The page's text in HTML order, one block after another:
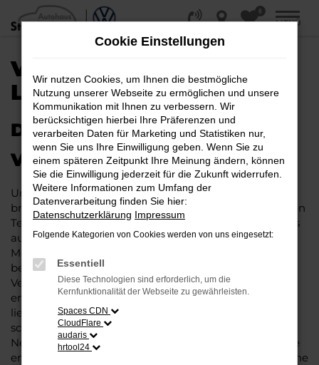
Zum
Hauptinhalt
0
MENÜ
VW T-CROSS KAUFEN,
LEASEN, FINANZIEREN
DIESE VORTEILE BIETET EIN
VW T-CROSS
Um die Besonderheit des VW T-Cross zu verstehen,
braucht man lediglich in einem der vielen erfolgreichen
Testberichte nachzublättern. Sowohl als Neuwagen als
auch in der gebrauchten Variante überzeugt dieses
Modell auf ganzer Linie. Eine der Besonderheiten
besteht darin, dass ein VW T-Cross nicht nur eine
Verstandesentscheidung darstellt, sondern auch
emotionale Aspekte bedient. Einfacher ausgedrückt
ließe sich sagen, dass dieses Fahrzeug das Herz höher
schlagen lässt. Wie wäre es mit einem VW T-Cross
Neuwagen aus dem Autohaus Steinböhmer? Oder Sie
entscheiden sich für eine günstige Tageszulassung, eine
Cookie Einstellungen
Wir nutzen Cookies, um Ihnen die bestmögliche
Nutzung unserer Webseite zu ermöglichen und unsere
Kommunikation mit Ihnen zu verbessern. Wir
berücksichtigen hierbei Ihre Präferenzen und
verarbeiten Daten für Marketing und Statistiken nur,
wenn Sie uns Ihre Einwilligung geben. Wenn Sie zu
einem späteren Zeitpunkt Ihre Meinung ändern, können
Sie die Einwilligung jederzeit für die Zukunft widerrufen.
Weitere Informationen zum Umfang der
Datenverarbeitung finden Sie hier:
Datenschutzerklärung Impressum
Folgende Kategorien von Cookies werden von uns eingesetzt:
Essentiell
Diese Technologien sind erforderlich, um die
Kernfunktionalität der Webseite zu gewährleisten.
Spaces CDN
CloudFlare
audaris
hrtool24